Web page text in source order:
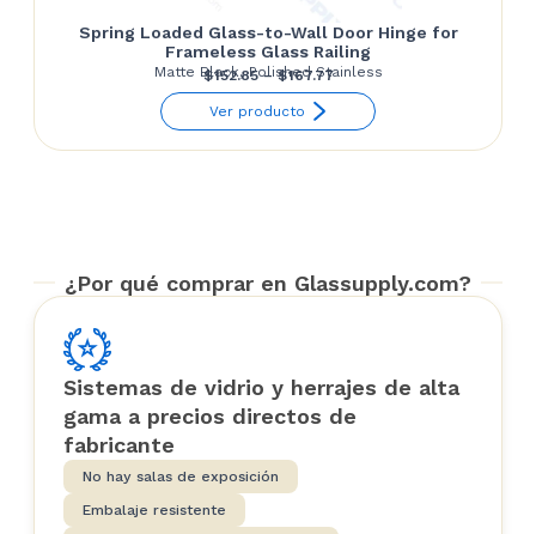
Spring Loaded Glass-to-Wall Door Hinge for
Frameless Glass Railing
Matte Black, Polished Stainless
$152.85 – $167.77Price
range:
Ver producto
¿Por qué comprar en Glassupply.com?
Sistemas de vidrio y herrajes de alta
gama a precios directos de
fabricante
No hay salas de exposición
Embalaje resistente